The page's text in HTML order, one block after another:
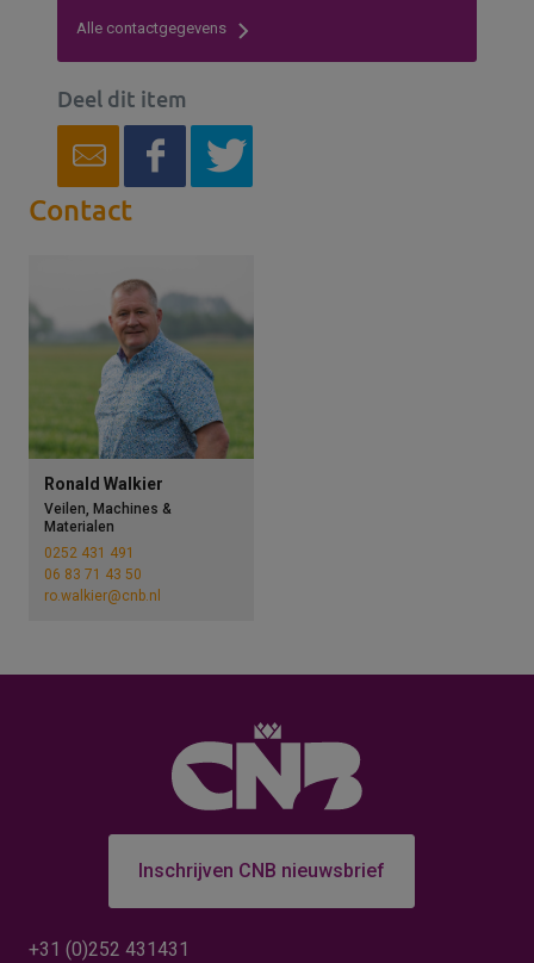
Alle contactgegevens
Deel dit item
Contact
Ronald Walkier
Veilen, Machines &
Materialen
0252 431 491
06 83 71 43 50
ro.walkier@cnb.nl
Inschrijven CNB nieuwsbrief
+31 (0)252 431431